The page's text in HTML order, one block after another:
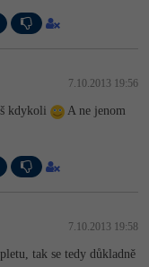
7.10.2013 19:56
kdykoli
A ne jenom
7.10.2013 19:58
tak se tedy důkladně